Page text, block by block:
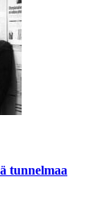
tunnelmaa